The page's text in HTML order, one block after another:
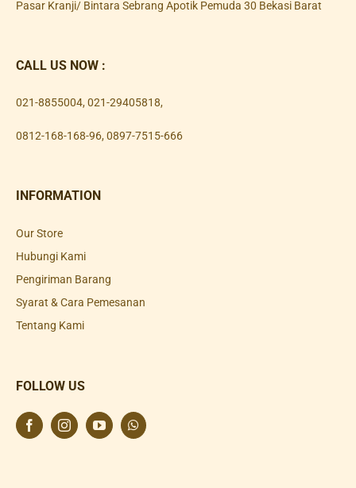
Pasar Kranji/ Bintara Sebrang Apotik Pemuda 30 Bekasi Barat
CALL US NOW :
021-8855004, 021-29405818,
0812-168-168-96, 0897-7515-666
INFORMATION
Our Store
Hubungi Kami
Pengiriman Barang
Syarat & Cara Pemesanan
Tentang Kami
FOLLOW US